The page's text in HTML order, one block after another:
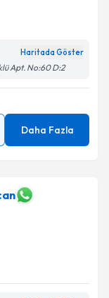
Haritada Göster
Apt. No:60 D:2
Daha Fazla